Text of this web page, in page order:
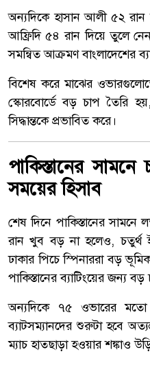
অন্যদিকে হাসান আলী ৫২
আফ্রিদি ৫৪ রান দিয়ে তুলে
সমন্বিত আক্রমণ বাংলাদেশের
বিশেষ করে মাঝের
স্কোরবোর্ডে বড় চাপ তৈরি
সিদ্ধান্তকে প্রভাবিত করে।
পাকিস্তানের
সময়ের হিসাব
শেষ দিনে পাকিস্তানের সামনে
রান খুব বড় না হলেও, চতুর্থ
ঢাকার পিচে স্পিনাররা বড়
পাকিস্তানের ব্যাটিংয়ের জন্য বড়
অন্যদিকে ৭৫ ওভারের মতো
ব্যাটসম্যানদের শুরুটা হবে
ম্যাচ হাতছাড়া হওয়ার শঙ্কাও